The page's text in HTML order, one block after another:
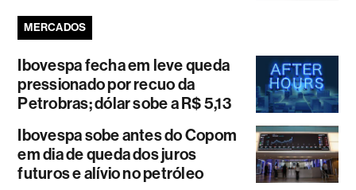
MERCADOS
Ibovespa fecha em leve queda
pressionado por recuo da
Petrobras; dólar sobe a R$ 5,13
Ibovespa sobe antes do Copom
em dia de queda dos juros
futuros e alívio no petróleo